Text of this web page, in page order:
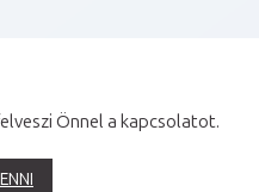
Önnel a kapcsolatot.